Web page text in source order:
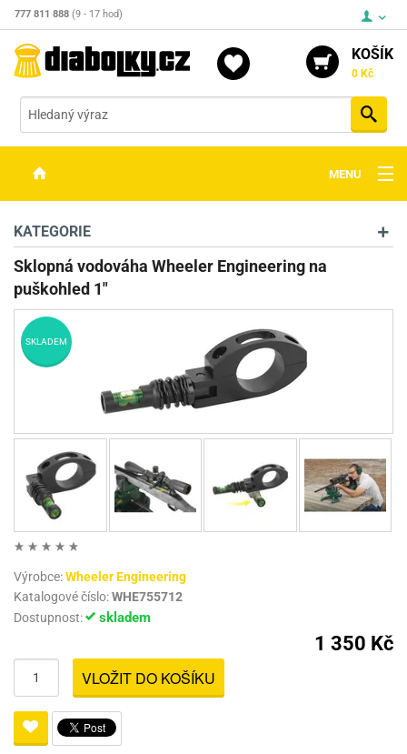
777 811 888 (9 - 17 hod)
KOŠÍK
0 Kč
MENU
OPTIKA
STŘELIVO
PŘÍSLUŠENSTVÍ
DETEKTORY KOVŮ
KATEGORIE
Sklopná vodováha Wheeler Engineering na
puškohled 1"
SKLADEM
Výrobce:Wheeler Engineering
Katalogové číslo:WHE755712
Dostupnost:
skladem
1 350 Kč
VLOŽIT DO KOŠÍKU